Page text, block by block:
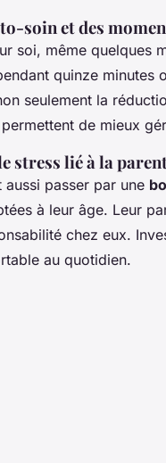
soin et des
soi, même quelques
quinze minutes
seulement la
de mieux
stress lié à la
aussi passer par une
à leur âge. Leur
chez eux.
au quotidien.